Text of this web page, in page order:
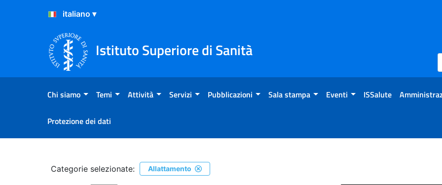
Salta al Contenuto
Salta al Footer
Istituto Superiore di Sanità
Chi siamo Temi Attività Servizi Pubblicazioni Sala stampa Eventi ISSalute
Protezione dei dati
RicercaCategorie selezionate: Allattamento